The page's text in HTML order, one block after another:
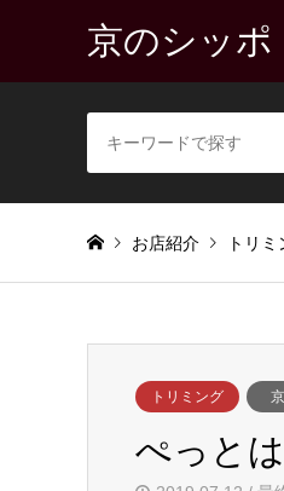
京のシッポ
お店紹介 トリミ
トリミング
ぺっと